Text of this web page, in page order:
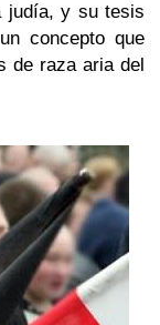
judía, y su tesis
concepto que
de raza aria del